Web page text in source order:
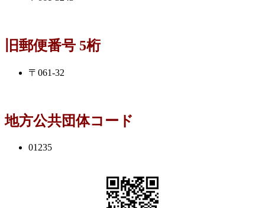
旧郵便番号 5桁
〒061-32
地方公共団体コード
01235